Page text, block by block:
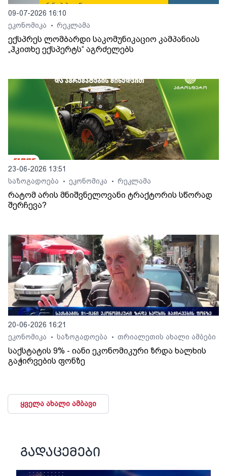
09-07-2026 16:10
ეკონომიკა
• რეკლამა
ექსპრეს ლომბარდი საკომუნიკაციო კამპანიას
„ჰკითხე ექსპერტს“ აგრძელებს
23-06-2026 13:51
საზოგადოება
• ეკონომიკა • რეკლამა
რატომ არის მნიშვნელოვანი ტრაქტორის სწორად
შერჩევა?
20-06-2026 16:21
ეკონომიკა
• საზოგადოება • თრიალეთის ახალი ამბები
საქსტატის 9% - იანი ეკონომიკური ზრდა ხალხის
გაჭირვების ფონზე
ყველა ახალი ამბავი
გადაცემები